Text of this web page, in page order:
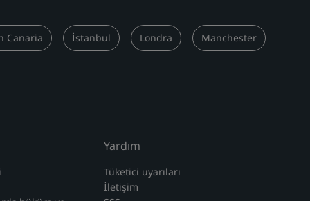
Canaria İstanbul Londra Manchester
Yardım
Tüketici uyarıları
İletişim